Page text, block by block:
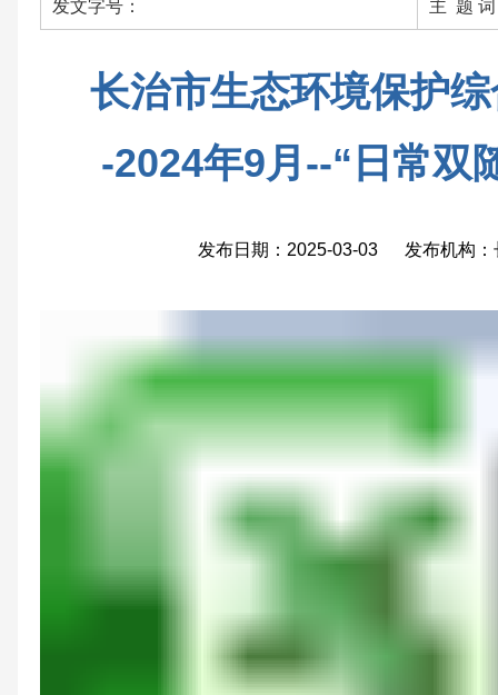
发文字号： 主 题 词
长治市生态环境保护
-2024年9月--“日常双
发布日期：2025-03-03 发布机构：